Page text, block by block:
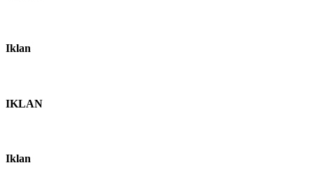
Iklan
IKLAN
Iklan